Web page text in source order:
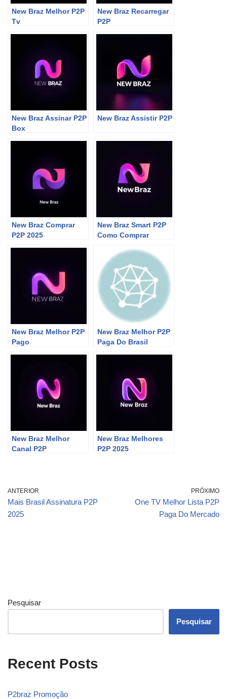
New Braz Melhor P2P
Tv
New Braz Recarregar
P2P
New Braz Assinar P2P
Box
New Braz Assistir P2P
New Braz Comprar
P2P 2025
New Braz Smart P2P
Como Comprar
New Braz Melhor P2P
Pago
New Braz Melhor P2P
Paga Do Brasil
New Braz Melhor
Canal P2P
New Braz Melhores
P2P 2025
ANTERIOR
Mais Brasil Assinatura P2P
2025
PRÓXIMO
One TV Melhor Lista P2P
Paga Do Mercado
Pesquisar
Pesquisar
Recent Posts
P2braz Promoção